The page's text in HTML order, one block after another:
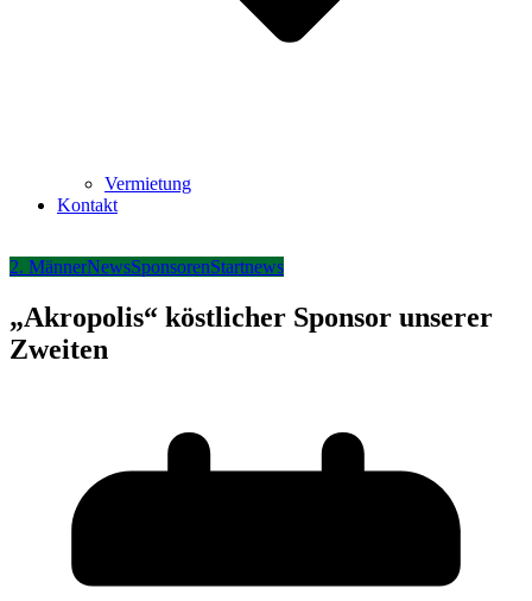
Vermietung
Kontakt
2. MännerNewsSponsorenStartnews
„Akropolis“ köstlicher Sponsor unserer
Zweiten